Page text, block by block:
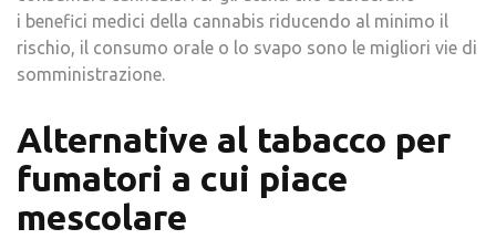
i benefici medici della cannabis riducendo al minimo il
rischio, il consumo orale o lo svapo sono le migliori vie di
somministrazione.
Alternative al tabacco per
fumatori a cui piace
mescolare